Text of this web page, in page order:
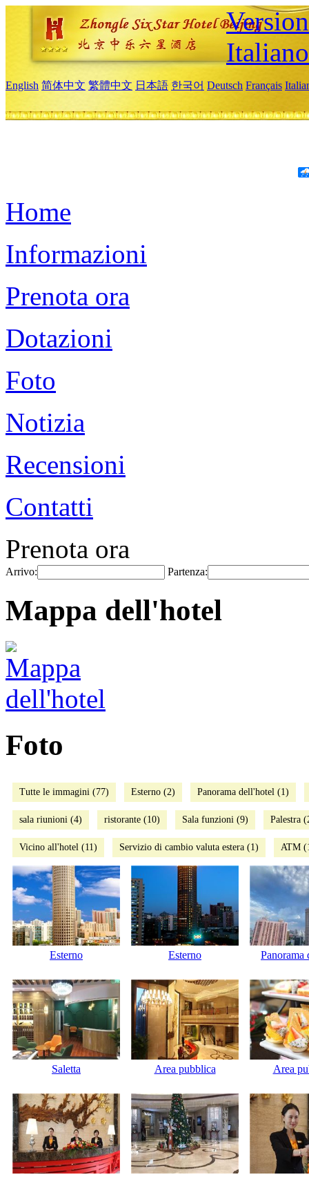
Italiano
English 简体中文 繁體中文 日本語 한국어 Deutsch Français
Home
Informazioni
Prenota ora
Dotazioni
Foto
Notizia
Recensioni
Contatti
Prenota ora
Arrivo: Partenza:
Mappa dell'hotel
Foto
Tutte le immagini (77) Esterno (2) Panorama dell'hotel (1)
sala riunioni (4) ristorante (10) Sala funzioni (9) Palestra
Vicino all'hotel (11) Servizio di cambio valuta estera (1) ATM
Esterno Esterno Panorama
Saletta Area pubblica Area